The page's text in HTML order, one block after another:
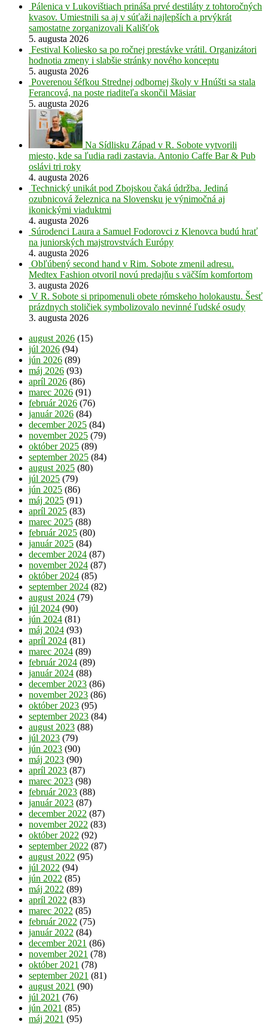
Pálenica v Lukovištiach prináša prvé destiláty z tohtoročných
kvasov. Umiestnili sa aj v súťaži najlepších a prvýkrát
samostatne zorganizovali Kališťok
5. augusta 2026
Festival Koliesko sa po ročnej prestávke vrátil. Organizátori
hodnotia zmeny i slabšie stránky nového konceptu
5. augusta 2026
Poverenou šéfkou Strednej odbornej školy v Hnúšti sa stala
Ferancová, na poste riaditeľa skončil Mäsiar
5. augusta 2026
Na Sídlisku Západ v R. Sobote vytvorili
miesto, kde sa ľudia radi zastavia. Antonio Caffe Bar & Pub
oslávi tri roky
4. augusta 2026
Technický unikát pod Zbojskou čaká údržba. Jediná
ozubnicová železnica na Slovensku je výnimočná aj
ikonickými viaduktmi
4. augusta 2026
Súrodenci Laura a Samuel Fodorovci z Klenovca budú hrať
na juniorských majstrovstvách Európy
4. augusta 2026
Obľúbený second hand v Rim. Sobote zmenil adresu.
Medtex Fashion otvoril novú predajňu s väčším komfortom
3. augusta 2026
V R. Sobote si pripomenuli obete rómskeho holokaustu. Šesť
prázdnych stoličiek symbolizovalo nevinné ľudské osudy
3. augusta 2026
august 2026 (15)
júl 2026 (94)
jún 2026 (89)
máj 2026 (93)
apríl 2026 (86)
marec 2026 (91)
február 2026 (76)
január 2026 (84)
december 2025 (84)
november 2025 (79)
október 2025 (89)
september 2025 (84)
august 2025 (80)
júl 2025 (79)
jún 2025 (86)
máj 2025 (91)
apríl 2025 (83)
marec 2025 (88)
február 2025 (80)
január 2025 (84)
december 2024 (87)
november 2024 (87)
október 2024 (85)
september 2024 (82)
august 2024 (79)
júl 2024 (90)
jún 2024 (81)
máj 2024 (93)
apríl 2024 (81)
marec 2024 (89)
február 2024 (89)
január 2024 (88)
december 2023 (86)
november 2023 (86)
október 2023 (95)
september 2023 (84)
august 2023 (88)
júl 2023 (79)
jún 2023 (90)
máj 2023 (90)
apríl 2023 (87)
marec 2023 (98)
február 2023 (88)
január 2023 (87)
december 2022 (87)
november 2022 (83)
október 2022 (92)
september 2022 (87)
august 2022 (95)
júl 2022 (94)
jún 2022 (85)
máj 2022 (89)
apríl 2022 (83)
marec 2022 (85)
február 2022 (75)
január 2022 (84)
december 2021 (86)
november 2021 (78)
október 2021 (78)
september 2021 (81)
august 2021 (90)
júl 2021 (76)
jún 2021 (85)
máj 2021 (95)